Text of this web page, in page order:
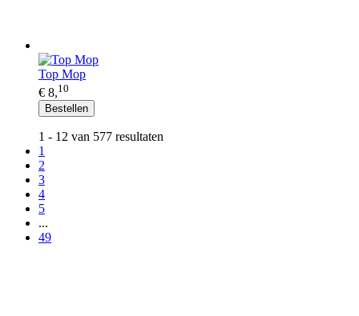
Top Mop
€ 8,10
Bestellen
1 - 12 van 577 resultaten
1
2
3
4
5
...
49